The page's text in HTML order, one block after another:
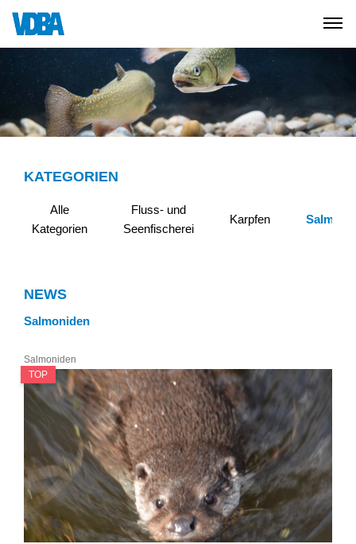
KATEGORIEN
Alle
Kategorien
Fluss- und
Seenfischerei
Karpfen
NEWS
Salmoniden
Salmoniden
TOP